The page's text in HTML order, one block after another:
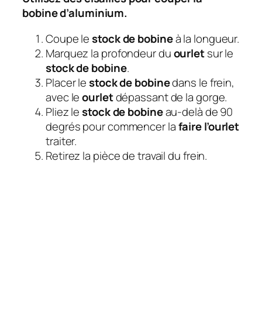
bobine d’aluminium.
Coupe lestock de bobineà la longueur.
Marquez la profondeur duourletsur le
stock de bobine.
Placer lestock de bobinedans le frein,
avec leourletdépassant de la gorge.
Pliez lestock de bobineau-delà de 90
degrés pour commencer lafaire l’ourlet
traiter.
Retirez la pièce de travail du frein.